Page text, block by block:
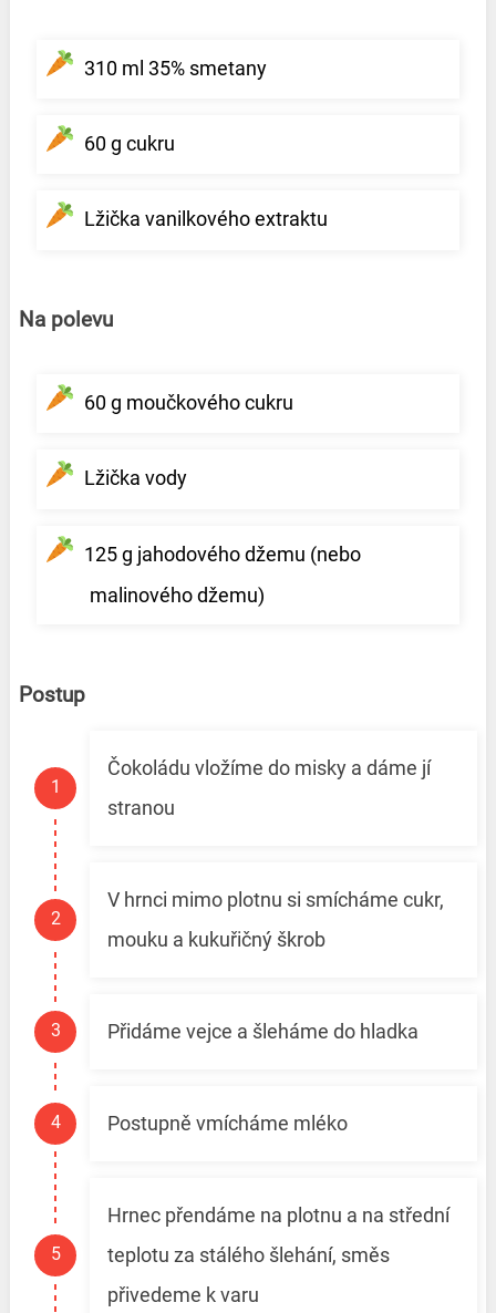
310 ml 35% smetany
60 g cukru
Lžička vanilkového extraktu
Na polevu
60 g moučkového cukru
Lžička vody
125 g jahodového džemu (nebo
malinového džemu)
Postup
Čokoládu vložíme do misky a dáme jí
stranou
V hrnci mimo plotnu si smícháme cukr,
mouku a kukuřičný škrob
Přidáme vejce a šleháme do hladka
Postupně vmícháme mléko
Hrnec přendáme na plotnu a na střední
teplotu za stálého šlehání, směs
přivedeme k varu